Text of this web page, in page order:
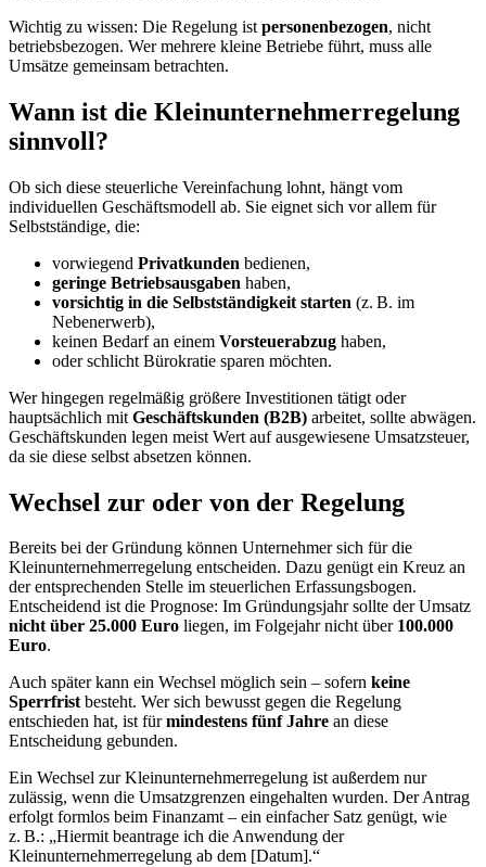
Wichtig zu wissen: Die Regelung ist personenbezogen, nicht
betriebsbezogen. Wer mehrere kleine Betriebe führt, muss alle
Umsätze gemeinsam betrachten.
Wann ist die Kleinunternehmerregelung
sinnvoll?
Ob sich diese steuerliche Vereinfachung lohnt, hängt vom
individuellen Geschäftsmodell ab. Sie eignet sich vor allem für
Selbstständige, die:
vorwiegend Privatkunden bedienen,
geringe Betriebsausgaben haben,
vorsichtig in die Selbstständigkeit starten (z. B. im
Nebenerwerb),
keinen Bedarf an einem Vorsteuerabzug haben,
oder schlicht Bürokratie sparen möchten.
Wer hingegen regelmäßig größere Investitionen tätigt oder
hauptsächlich mit Geschäftskunden (B2B) arbeitet, sollte abwägen.
Geschäftskunden legen meist Wert auf ausgewiesene Umsatzsteuer,
da sie diese selbst absetzen können.
Wechsel zur oder von der Regelung
Bereits bei der Gründung können Unternehmer sich für die
Kleinunternehmerregelung entscheiden. Dazu genügt ein Kreuz an
der entsprechenden Stelle im steuerlichen Erfassungsbogen.
Entscheidend ist die Prognose: Im Gründungsjahr sollte der Umsatz
nicht über 25.000 Euro liegen, im Folgejahr nicht über 100.000
Euro.
Auch später kann ein Wechsel möglich sein – sofern keine
Sperrfristbesteht. Wer sich bewusst gegen die Regelung
entschieden hat, ist fürmindestens fünf Jahre an diese
Entscheidung gebunden.
Ein Wechsel zur Kleinunternehmerregelung ist außerdem nur
zulässig, wenn die Umsatzgrenzen eingehalten wurden. Der Antrag
erfolgt formlos beim Finanzamt – ein einfacher Satz genügt, wie
z. B.: „Hiermit beantrage ich die Anwendung der
Kleinunternehmerregelung ab dem [Datum].“